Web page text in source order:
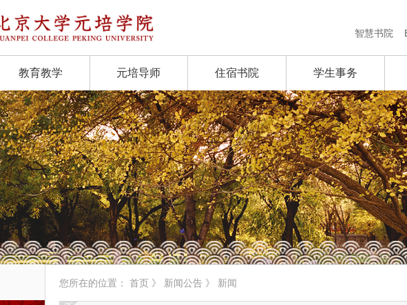
智慧书院
教育教学 元培导师 住宿书院 学生事务
您所在的位置： 首页 》 新闻公告 》 新闻